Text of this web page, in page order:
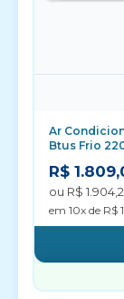
Ar
Btus Frio
R$
ou R$
em 10x de R$